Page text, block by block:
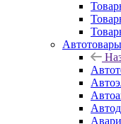
Автотовары